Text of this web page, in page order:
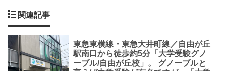
は、
「高
品
質
な
関連記事
東急東横線・東急大井町線／自由が丘
駅南口から徒歩約5分「大学受験グノ
ーブル/自由が丘校」。 グノーブルと